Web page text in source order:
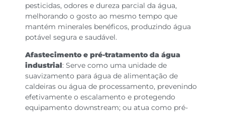
pesticidas, odores e dureza parcial da água,
melhorando o gosto ao mesmo tempo que
mantém minerales benéficos, produzindo água
potável segura e saudável.
Afastecimento e pré-tratamento da água
industrial: Serve como uma unidade de
suavizamento para água de alimentação de
caldeiras ou água de processamento, prevenindo
efetivamente o escalamento e protegendo
equipamento downstream; ou atua como pré-